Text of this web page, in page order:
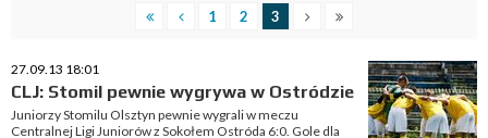
1 2 3
27.09.13 18:01
CLJ: Stomil pewnie wygrywa w Ostródzie
Juniorzy Stomilu Olsztyn pewnie wygrali w meczu
Centralnej Ligi Juniorów z Sokołem Ostróda 6:0. Gole dla